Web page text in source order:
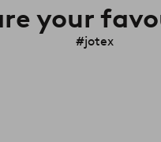
your
#jotex